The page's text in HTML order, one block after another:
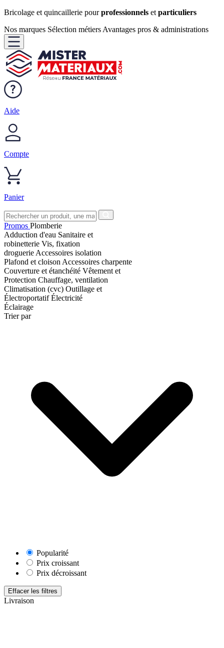
Bricolage et quincaillerie pourprofessionnels et particuliers
Nos marques Sélection métiers Avantages pros & administrations
Aide
Compte
Panier
Promos Plomberie
Adduction d'eau Sanitaire et
robinetterie Vis, fixation
droguerie Accessoires isolation
Plafond et cloison Accessoires charpente
Couverture et étanchéité Vêtement et
Protection Chauffage, ventilation
Climatisation (cvc) Outillage et
ÉlectroportatifÉlectricité
Éclairage
Trier par
Popularité
Prix croissant
Prix décroissant
Effacer les filtres
Livraison